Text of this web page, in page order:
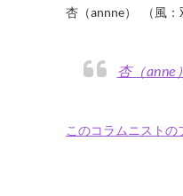
杏（annne） （風：
杏（anne）
このコラムニスト